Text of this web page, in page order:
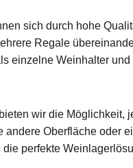
sich durch hohe
Regale
einzelne Weinhalter
wir die
Oberfläche oder
die perfekte